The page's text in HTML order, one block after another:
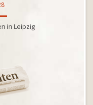
in Leipzig